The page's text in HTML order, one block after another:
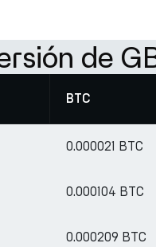
de
BTC
0.000021 BTC
0.000104 BTC
0.000209 BTC